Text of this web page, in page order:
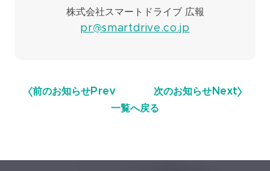
株式会社スマートドライブ 広報
pr@smartdrive.co.jp
前のお知らせPrev 次のお知らせ Next
一覧へ戻る